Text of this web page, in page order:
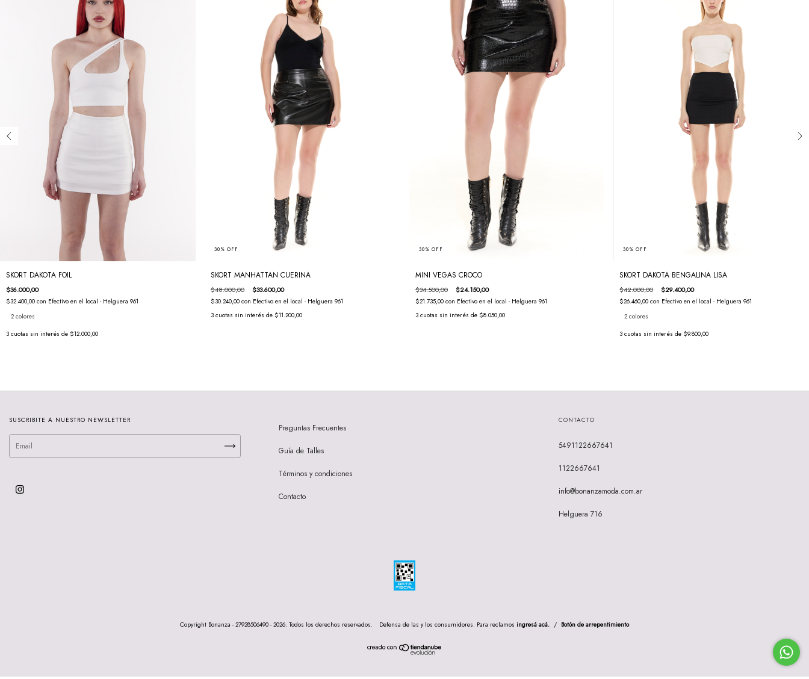
SKORT DAKOTA FOIL
$36.000,00
$32.400,00 con Efectivo en el local - Helguera 961
2 colores
3 cuotas sin interés de $12.000,00
30% OFF
SKORT MANHATTAN CUERINA
$48.000,00 $33.600,00
$30.240,00 con Efectivo en el local - Helguera 961
3 cuotas sin interés de $11.200,00
30% OFF
MINI VEGAS CROCO
$34.500,00 $24.150,00
$21.735,00 con Efectivo en el local - Helguera 961
3 cuotas sin interés de $8.050,00
30%OFF
SKORT DAKOTA BENGALINA LISA
$42.000,00 $29.400,00
$26.460,00con Efectivo en el local - Helguera 961
2 colores
3 cuotas sin interés de $9.800,00
SUSCRIBITE A NUESTRO NEWSLETTER
Preguntas Frecuentes
Guía de Talles
Términos y condiciones
Contacto
CONTACTO
5491122667641
1122667641
info@bonanzamoda.com.ar
Helguera 716
Copyright Bonanza - 27928506490 - 2026. Todos los derechos reservados. Defensa de las y los consumidores. Para reclamos ingresá acá. / Botón de arrepentimiento